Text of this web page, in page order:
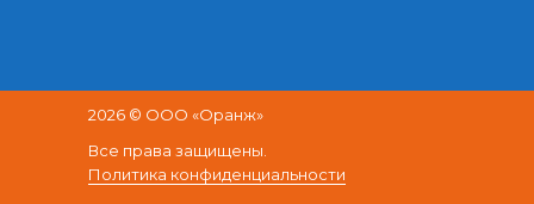
2026 © ООО «Оранж»
Все права защищены.
Политика конфиденциальности